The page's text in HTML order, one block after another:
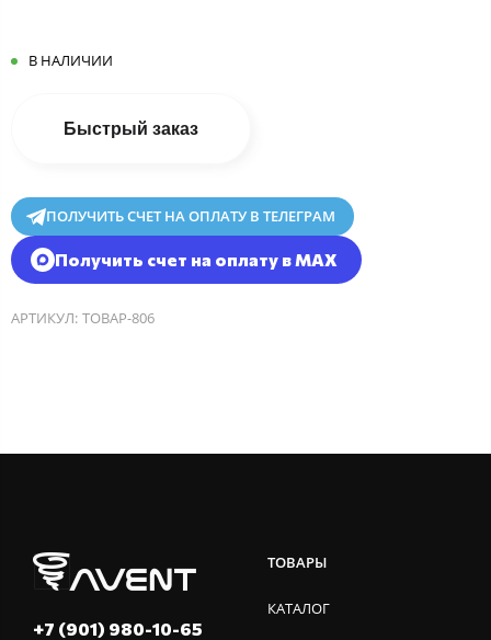
В НАЛИЧИИ
Быстрый заказ
ПОЛУЧИТЬ СЧЕТ НА ОПЛАТУ В ТЕЛЕГРАМ
Получить счет на оплату в MAX
АРТИКУЛ: ТОВАР-806
+7 (901) 980-10-65
ТОВАРЫ
КАТАЛОГ